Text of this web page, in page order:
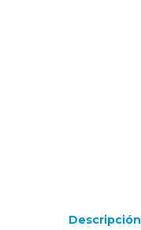
Descripción